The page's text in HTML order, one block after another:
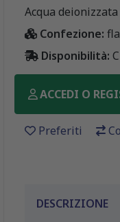
Acqua
Confezione:
Disponibilità:
ACCEDI O
Preferiti
DESCRIZIONE